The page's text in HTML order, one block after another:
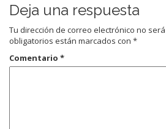
Deja una respuesta
Tu dirección de correo electrónico no
obligatorios están marcados con *
Comentario *